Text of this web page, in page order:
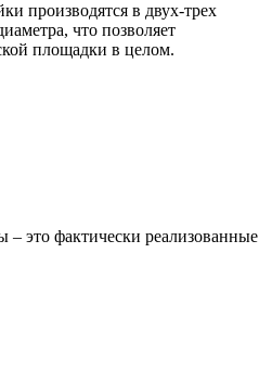
производятся в двух-трех
что позволяет
площадки в целом.
– это фактически реализованные